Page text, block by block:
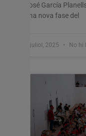
José García
una nova fase del
9 juliol, 2025 No hi